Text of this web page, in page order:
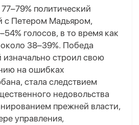
политический
с Петером Мадьяром,
голосов, в то время как
38–39%. Победа
строил свою
на ошибках
стала следствием
недовольства
прежней власти,
управления,